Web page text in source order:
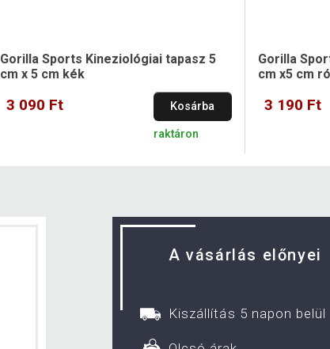
Gorilla Sports Kineziológiai tapasz 5
cm x 5 cm kék
3 090 Ft Kosárba
raktáron
Gorilla
cm x5 cm
3 190 Ft
A vásárlás előnyei
Kiszállítás 5 napon belül